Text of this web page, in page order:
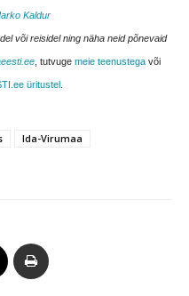
Kaldur
või reisidel ning näha neid põnevaid
, tutvuge meie teenustega või
üritustel
Ida-Virumaa